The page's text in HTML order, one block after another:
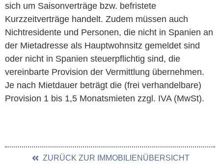
sich um Saisonverträge bzw. befristete
Kurzzeitverträge handelt. Zudem müssen auch
Nichtresidente und Personen, die nicht in Spanien an
der Mietadresse als Hauptwohnsitz gemeldet sind
oder nicht in Spanien steuerpflichtig sind, die
vereinbarte Provision der Vermittlung übernehmen.
Je nach Mietdauer beträgt die (frei verhandelbare)
Provision 1 bis 1,5 Monatsmieten zzgl. IVA (MwSt).
ZURÜCK ZUR IMMOBILIENÜBERSICHT